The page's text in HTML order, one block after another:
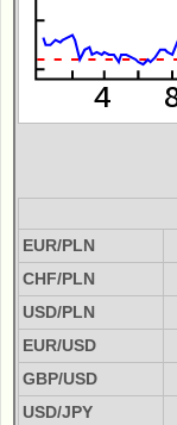
EUR/PLN
CHF/PLN
USD/PLN
EUR/USD
GBP/USD
USD/JPY